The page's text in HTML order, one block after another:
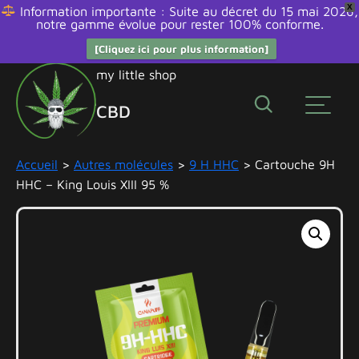
X
Information importante : Suite au décret du 15 mai 2026,
notre gamme évolue pour rester 100% conforme.
[Cliquez ici pour plus information]
contenu
my little shop
CBD
Fleurs
Huiles
Accueil > Autres molécules > 9 H HHC > Cartouche 9H
HHC – King Louis XIII 95 %